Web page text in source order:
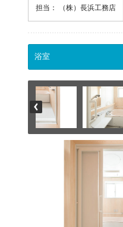
担当： （株）長浜工務店